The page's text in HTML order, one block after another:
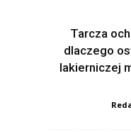
Tarcza
dlaczego
lakierniczej